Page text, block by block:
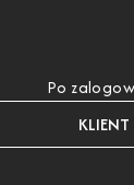
Po
KLIENT